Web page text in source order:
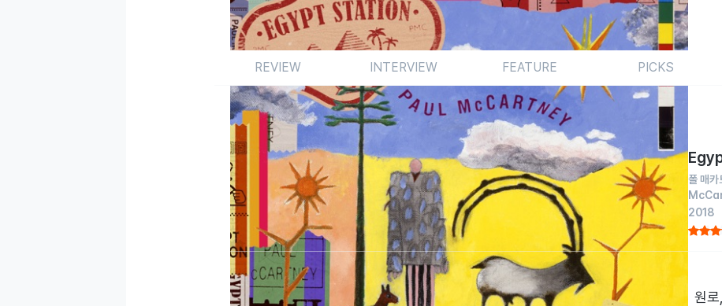
REVIEW INTERVIEW FEATURE PICKS
Review 앨범 해외
폴 매카
2018
by 박수진 2018.09.01
거장의 샘물은 마르지 않는다. 비틀스 기준 벌써 올해로 데뷔 56주년을 맞이한 이 원